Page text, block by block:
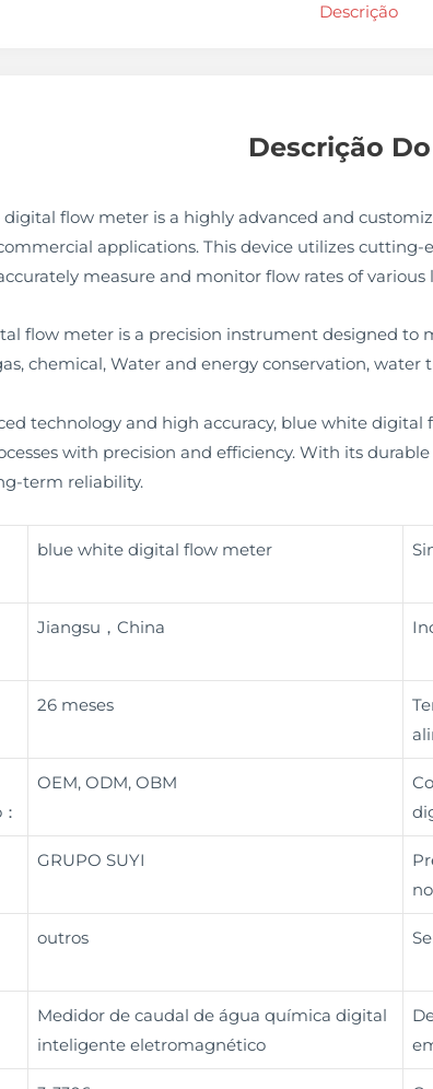
Descrição
Descrição
flow meter is a highly advanced and
applications. This device utilizes
measure and monitor flow rates of various
flow meter is a precision instrument designed to
chemical, Water and energy conservation,
technology and high accuracy, blue white
with precision and efficiency. With its
term reliability.
blue white digital flow meter
Jiangsu，China
26 meses
OEM, ODM, OBM
GRUPO SUYI
outros
Medidor de caudal de água química digital
inteligente eletromagnético